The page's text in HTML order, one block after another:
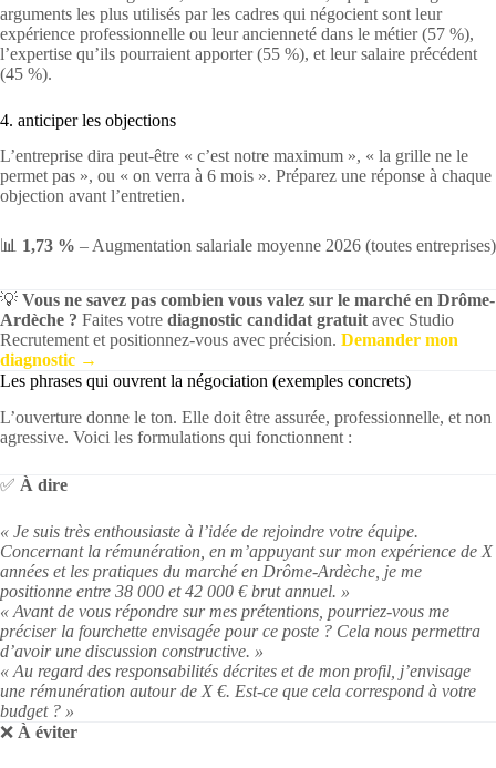
arguments les plus utilisés par les cadres qui négocient sont leur
expérience professionnelle ou leur ancienneté dans le métier (57 %),
l’expertise qu’ils pourraient apporter (55 %), et leur salaire précédent
(45 %).
4. anticiper les objections
L’entreprise dira peut-être « c’est notre maximum », « la grille ne le
permet pas », ou « on verra à 6 mois ». Préparez une réponse à chaque
objection avant l’entretien.
📊 1,73 % – Augmentation salariale moyenne 2026 (toutes entreprises)
💡 Vous ne savez pas combien vous valez sur le marché en Drôme-
Ardèche ? Faites votre diagnostic candidat gratuit avec Studio
Recrutement et positionnez-vous avec précision. Demander mon
diagnostic →
Les phrases qui ouvrent la négociation (exemples concrets)
L’ouverture donne le ton. Elle doit être assurée, professionnelle, et non
agressive. Voici les formulations qui fonctionnent :
✅ À dire
« Je suis très enthousiaste à l’idée de rejoindre votre équipe.
Concernant la rémunération, en m’appuyant sur mon expérience de X
années et les pratiques du marché en Drôme-Ardèche, je me
positionne entre 38 000 et 42 000 € brut annuel. »
« Avant de vous répondre sur mes prétentions, pourriez-vous me
préciser la fourchette envisagée pour ce poste ? Cela nous permettra
d’avoir une discussion constructive. »
« Au regard des responsabilités décrites et de mon profil, j’envisage
une rémunération autour de X €. Est-ce que cela correspond à votre
budget ? »
❌ À éviter